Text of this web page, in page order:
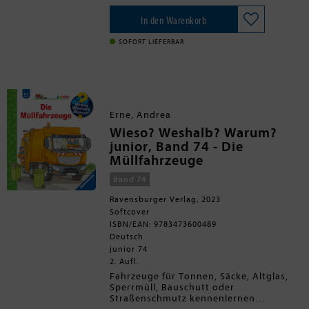
hochwertige Ausstattung garantieren
langanhaltende Freude an jedem Buch.
hautnah dabei, wie die Polizei einen
Dieb festnimmt. Sie unternehmen
Ausflüge in den Zoo und in den Wald,
verreisen mit dem Zug und dem
In den Warenkorb
SOFORT LIEFERBAR
Erne, Andrea
Wieso? Weshalb? Warum?
junior, Band 74 - Die
Müllfahrzeuge
Band 74
Ravensburger Verlag, 2023
Softcover
ISBN/EAN: 9783473600489
Deutsch
junior 74
2. Aufl.
Fahrzeuge für Tonnen, Säcke, Altglas,
Sperrmüll, Bauschutt oder
Straßenschmutz kennenlernen